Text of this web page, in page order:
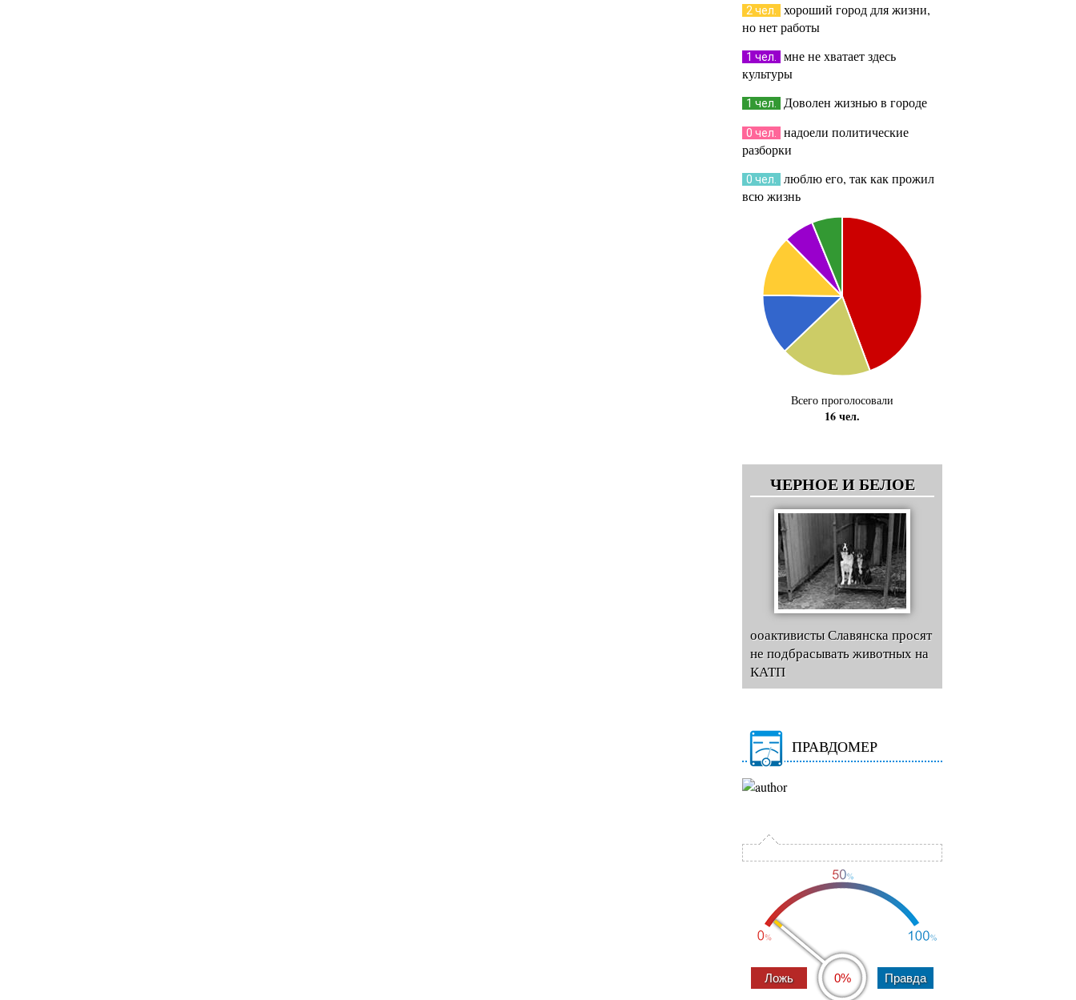
2 чел.
хороший город для жизни,
но нет работы
1 чел.
мне не хватает здесь
культуры
1 чел. Доволен жизнью в городе
0 чел.
надоели политические
разборки
0 чел.
люблю его, так как прожил
всю жизнь
Всего проголосовали
16 чел.
ЧЕРНОЕ И БЕЛОЕ
ооактивисты Славянска просят
не подбрасывать животных на
КАТП
ПРАВДОМЕР
0%